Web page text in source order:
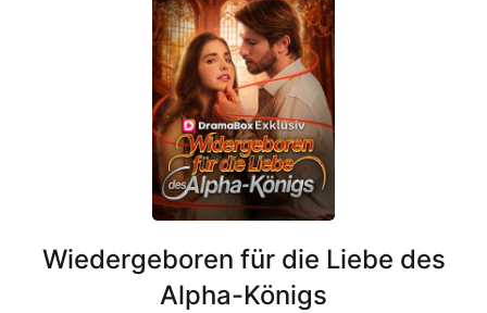
Wiedergeboren für die Liebe des
Alpha-Königs